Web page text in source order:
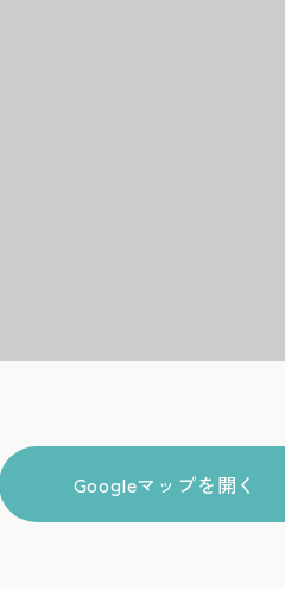
Googleマップを開く